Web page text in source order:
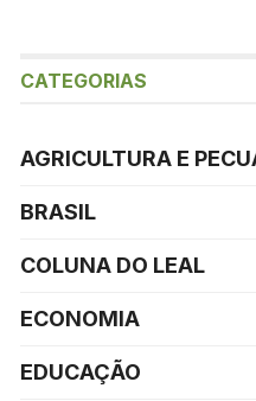
CATEGORIAS
AGRICULTURA E
BRASIL
COLUNA DO LEAL
ECONOMIA
EDUCAÇÃO